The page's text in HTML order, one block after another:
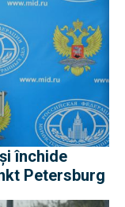
închide
Petersburg